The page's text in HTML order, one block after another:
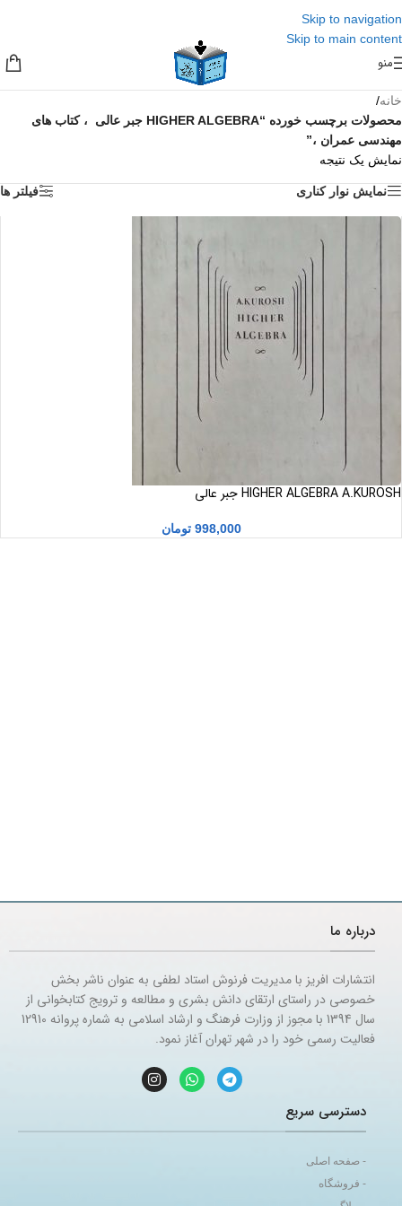
Skip to navigation
Skip to main content
منو
خانه/
محصولات برچسب خورده “HIGHER ALGEBRA جبر عالی ، کتاب های
مهندسی عمران ،”
نمایش یک نتیجه
نمایش نوار کناری فیلتر ها
HIGHER ALGEBRA A.KUROSH جبر عالی
998,000 تومان
درباره ما
انتشارات افریز با مدیریت فرنوش استاد لطفی به عنوان ناشر بخش
خصوصی در راستای ارتقای دانش بشری و مطالعه و ترویج کتابخوانی از
سال 1394 با مجوز از وزارت فرهنگ و ارشاد اسلامی به شماره پروانه 12910
فعالیت رسمی خود را در شهر تهران آغاز نمود.
دسترسی سریع
- صفحه اصلی
- فروشگاه